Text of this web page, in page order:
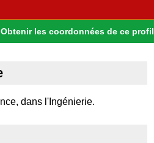
Obtenir les coordonnées de ce profil
dans l'Ingénierie.